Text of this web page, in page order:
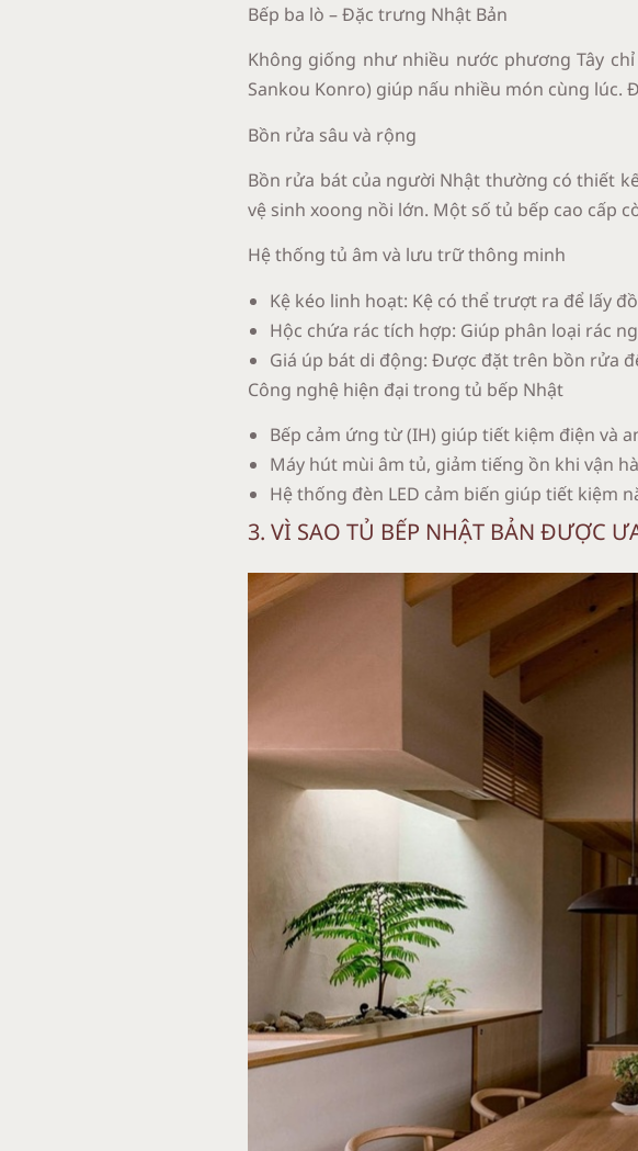
Bếp ba lò – Đặc trưng Nhật Bản
Không giống như nhiều nước phương Tây
Sankou Konro) giúp nấu nhiều món cùng
Bồn rửa sâu và rộng
Bồn rửa bát của người Nhật thường có thiết
vệ sinh xoong nồi lớn. Một số tủ bếp cao cấp
Hệ thống tủ âm và lưu trữ thông minh
Kệ kéo linh hoạt: Kệ có thể trượt ra để lấy
Hộc chứa rác tích hợp: Giúp phân loại rác
Giá úp bát di động: Được đặt trên bồn rửa
Công nghệ hiện đại trong tủ bếp Nhật
Bếp cảm ứng từ (IH) giúp tiết kiệm điện và
Máy hút mùi âm tủ, giảm tiếng ồn khi vận
Hệ thống đèn LED cảm biến giúp tiết kiệm
3. VÌ SAO TỦ BẾP NHẬT BẢN ĐƯỢC